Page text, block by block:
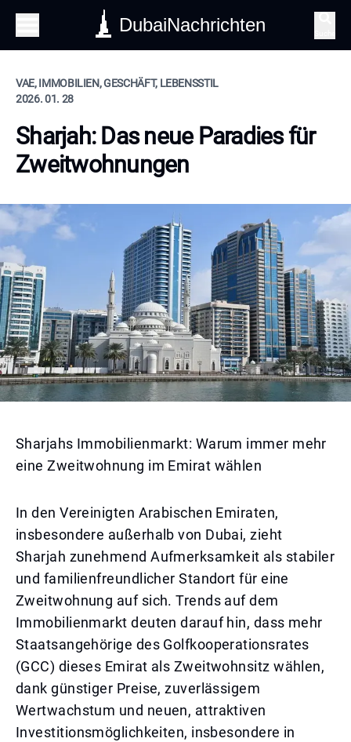
DubaiNachrichten
VAE, IMMOBILIEN, GESCHÄFT, LEBENSSTIL
2026. 01. 28
Sharjah: Das neue Paradies für
Zweitwohnungen
Sharjahs Immobilienmarkt: Warum immer mehr
eine Zweitwohnung im Emirat wählen
In den Vereinigten Arabischen Emiraten,
insbesondere außerhalb von Dubai, zieht
Sharjah zunehmend Aufmerksamkeit als stabiler
und familienfreundlicher Standort für eine
Zweitwohnung auf sich. Trends auf dem
Immobilienmarkt deuten darauf hin, dass mehr
Staatsangehörige des Golfkooperationsrates
(GCC) dieses Emirat als Zweitwohnsitz wählen,
dank günstiger Preise, zuverlässigem
Wertwachstum und neuen, attraktiven
Investitionsmöglichkeiten, insbesondere in